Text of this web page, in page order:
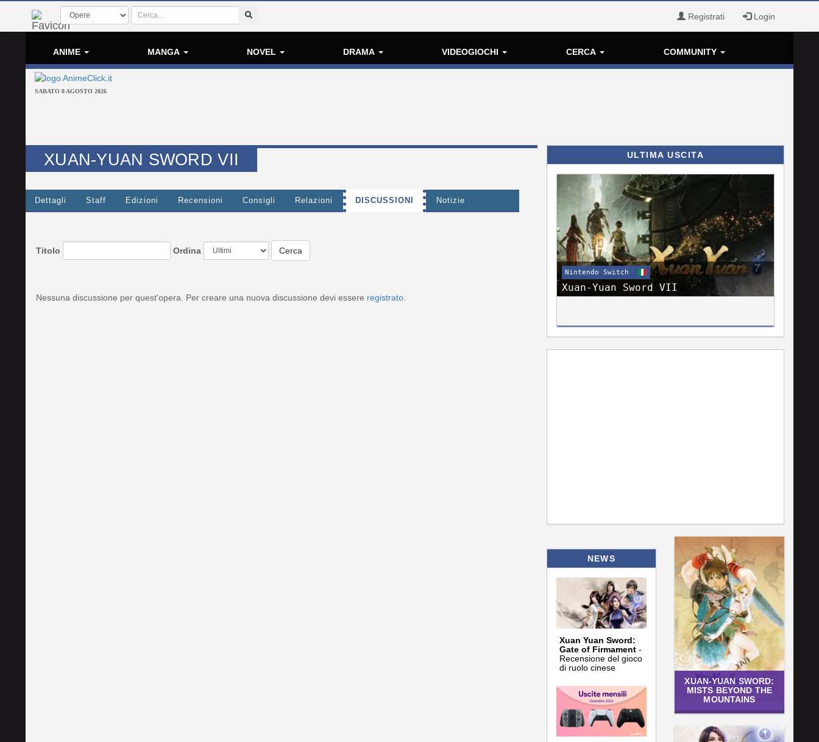
Registrati Login
ANIME MANGA NOVEL DRAMA VIDEOGIOCHI CERCA COMMUNITY
SABATO 8 AGOSTO 2026
XUAN-YUAN SWORD VII
Dettagli Staff Edizioni Recensioni Consigli Relazioni DISCUSSIONI Notizie
Titolo Ordina
Nessuna discussione per quest'opera. Per creare una nuova discussione devi essere registrato
ULTIMA USCITA
Nintendo Switch
Xuan-Yuan Sword VII
NEWS
Xuan Yuan Sword:
Gate of Firmament -
Recensione del gioco
di ruolo cinese
XUAN-YUAN SWORD:
MISTS BEYOND THE
MOUNTAINS